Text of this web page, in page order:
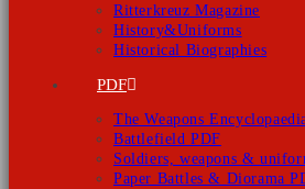
Ritterkreuz Magazine
History&Uniforms
Historical Biographies
PDF
The Weapons
Battlefield PDF
Soldiers, weapons &
Paper Battles & Diorama